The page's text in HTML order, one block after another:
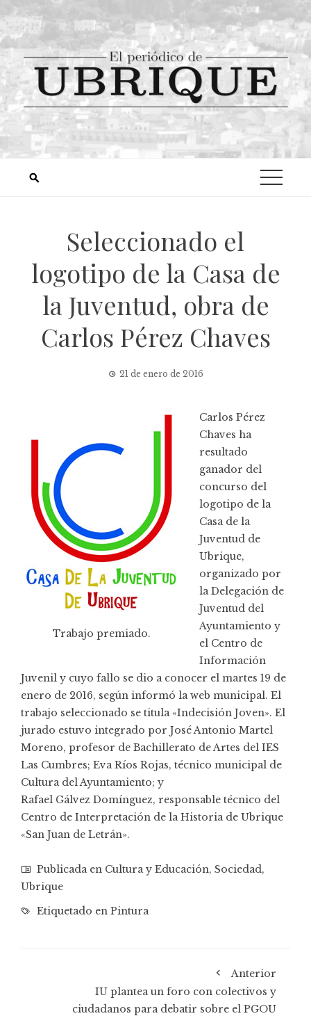
Seleccionado el
logotipo de la Casa de
la Juventud, obra de
Carlos Pérez Chaves
21 de enero de 2016
Trabajo premiado.
Carlos Pérez
Chaves ha
resultado
ganador del
concurso del
logotipo de la
Casa de la
Juventud de
Ubrique,
organizado por
la Delegación de
Juventud del
Ayuntamiento y
el Centro de
Información
Juvenil y cuyo fallo se dio a conocer el martes 19 de
enero de 2016, según informó la web municipal. El
trabajo seleccionado se titula «Indecisión Joven». El
jurado estuvo integrado por José Antonio Martel
Moreno, profesor de Bachillerato de Artes del IES
Las Cumbres; Eva Ríos Rojas, técnico municipal de
Cultura del Ayuntamiento; y
Rafael Gálvez Domínguez, responsable técnico del
Centro de Interpretación de la Historia de Ubrique
«San Juan de Letrán».
Publicada en Cultura y Educación, Sociedad,
Ubrique
Etiquetado en Pintura
Anterior
IU plantea un foro con colectivos y
ciudadanos para debatir sobre el PGOU